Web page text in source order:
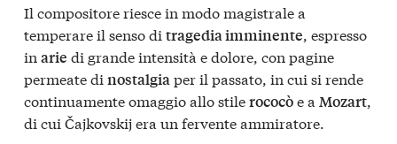
Il compositore riesce in modo magistrale a
temperare il senso di tragedia imminente, espresso
in arie di grande intensità e dolore, con pagine
permeate di nostalgiaper il passato, in cui si rende
continuamente omaggio allo stilerococòe a Mozart,
di cui Čajkovskij era un fervente ammiratore.